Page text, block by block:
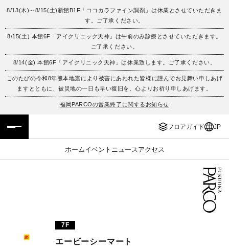
8/13(木)～8/15(土)新館B1F「ココカラファイン調剤」は休業とさせていただきま
す。ご了承ください。
8/15(土) 本館6F「アイクリニック天神」は午前のみ診療とさせていただきます。
ご了承ください。
8/14(金) 本館6F「アイクリニック天神」は休業致します。ご了承ください。
このたびの令和8年熊本地震により被害にあわれた皆様に謹んでお見舞い申しあげ
ますとともに、被災地の一日も早い復旧を、心よりお祈り申しあげます。
福岡PARCOの営業終了に関するお知らせ
フロアガイド JP
ホームイベント ニュース アクセス
フロアガイド
施設案内・アクセス
イベント・ポップアップ
レストラン・カフェ
ENGLISH
繁体字
簡体字
ภาษาไทย
7F
エービーシーマート